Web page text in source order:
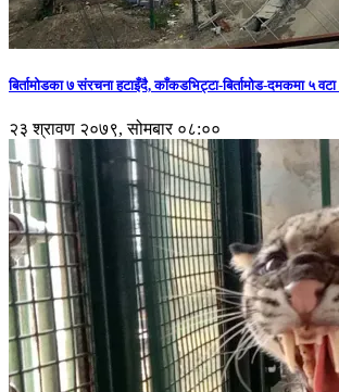
बिर्तामोडका ७ संरचना हटाइँदै, काँकडभिट्टा-बिर्तामोड-दमकमा ५
२३ श्रावण २०७९, सोमबार ०८:००